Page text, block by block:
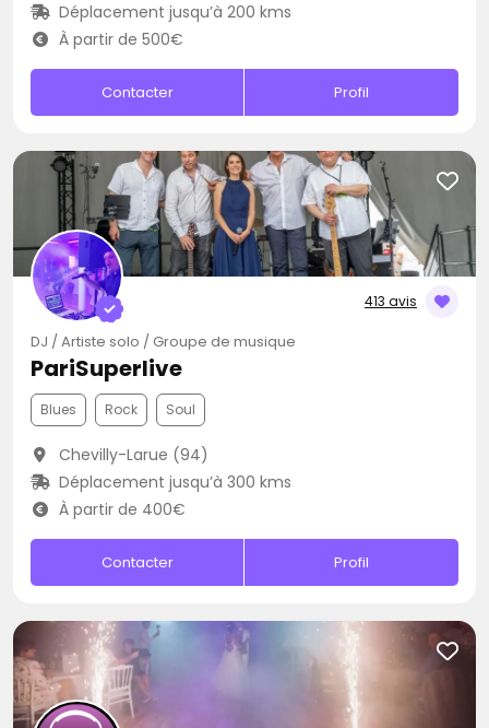
Déplacement jusqu’à 200 kms
À partir de 500€
Contacter Profil
413 avis
DJ / Artiste solo / Groupe de musique
PariSuperlive
Blues Rock Soul
Chevilly-Larue (94)
Déplacement jusqu’à 300 kms
À partir de 400€
Contacter Profil